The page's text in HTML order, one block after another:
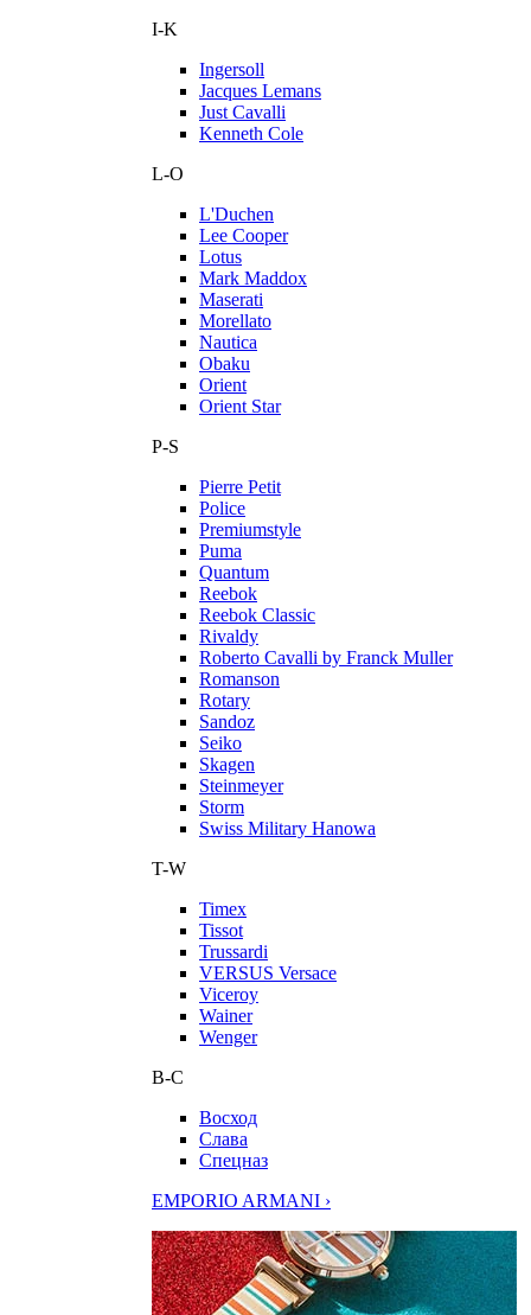
I-K
Ingersoll
Jacques Lemans
Just Cavalli
Kenneth Cole
L-O
L'Duchen
Lee Cooper
Lotus
Mark Maddox
Maserati
Morellato
Nautica
Obaku
Orient
Orient Star
P-S
Pierre Petit
Police
Premiumstyle
Puma
Quantum
Reebok
Reebok Classic
Rivaldy
Roberto Cavalli by Franck Muller
Romanson
Rotary
Sandoz
Seiko
Skagen
Steinmeyer
Storm
Swiss Military Hanowa
T-W
Timex
Tissot
Trussardi
VERSUS Versace
Viceroy
Wainer
Wenger
В-С
Восход
Слава
Спецназ
EMPORIO ARMANI ›